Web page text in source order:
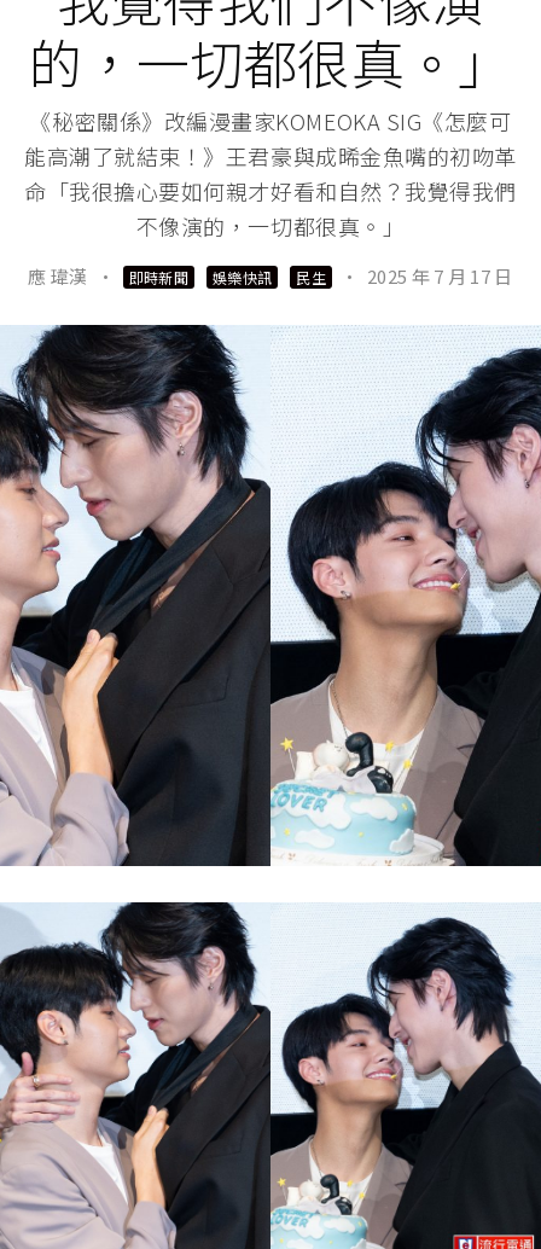
的，一切都很真。」
《秘密關係》改編漫畫家KOMEOKA SIG《怎麼可
能高潮了就結束！》王君豪與成晞金魚嘴的初吻革
命「我很擔心要如何親才好看和自然？我覺得我們
不像演的，一切都很真。」
應 瑋漢 · 即時新聞 娛樂快訊 民生 · 2025 年 7 月 17 日